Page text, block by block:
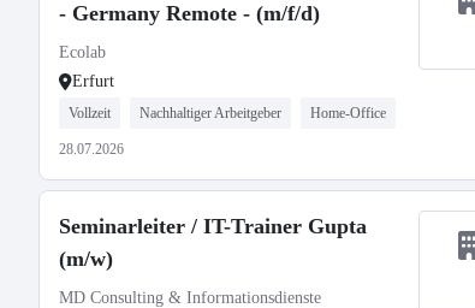
- Germany Remote - (m/f/d)
Ecolab
Erfurt
Vollzeit Nachhaltiger Arbeitgeber Home-Office
28.07.2026
Seminarleiter / IT-Trainer Gupta
(m/w)
MD Consulting & Informationsdienste